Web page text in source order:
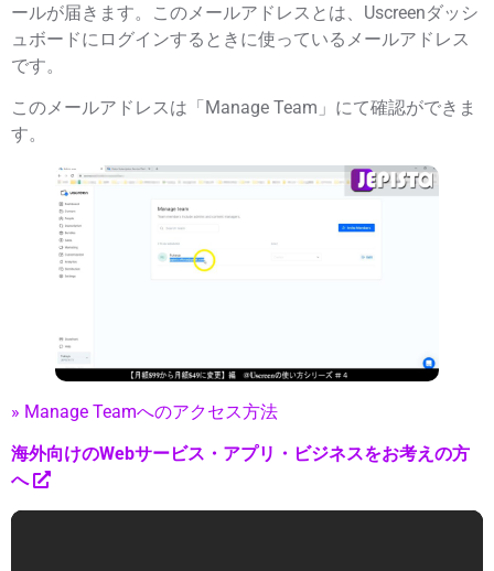
ールが届きます。このメールアドレスとは、Uscreenダッシ
ュボードにログインするときに使っているメールアドレス
です。
このメールアドレスは「Manage Team」にて確認ができま
す。
» Manage Teamへのアクセス方法
海外向けのWebサービス・アプリ・ビジネスをお考えの方
へ